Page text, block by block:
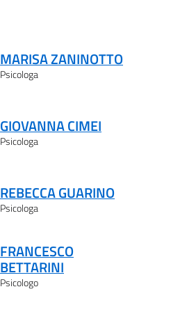
MARISA ZANINOTTO
Psicologa
GIOVANNA CIMEI
Psicologa
REBECCA GUARINO
Psicologa
FRANCESCO
BETTARINI
Psicologo